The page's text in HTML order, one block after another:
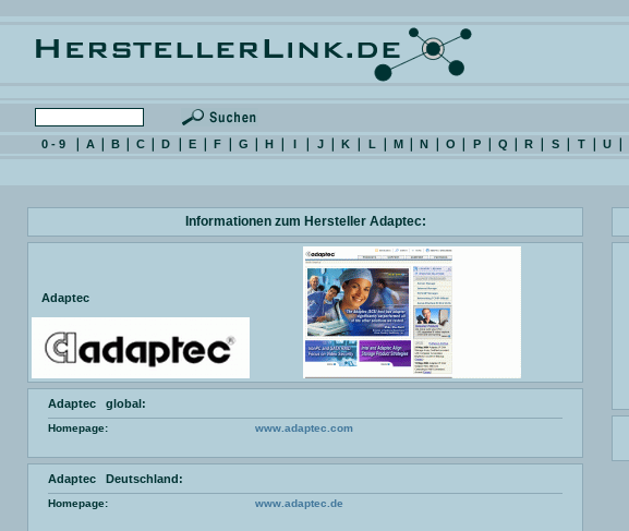
0 - 9 A B C D E F G H I J K L M N O P Q R S T U
Informationen zum Hersteller Adaptec:
Adaptec
Adaptec global:
Homepage: www.adaptec.com
Adaptec Deutschland:
Homepage: www.adaptec.de